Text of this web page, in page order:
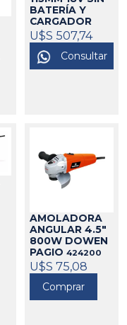
BATERÍA Y
CARGADOR
DGA458Z
MAKITA325165
U$S 507,74
Consultar
AMOLADORA
ANGULAR 4.5"
800W DOWEN
PAGIO 424200
U$S 75,08
Comprar